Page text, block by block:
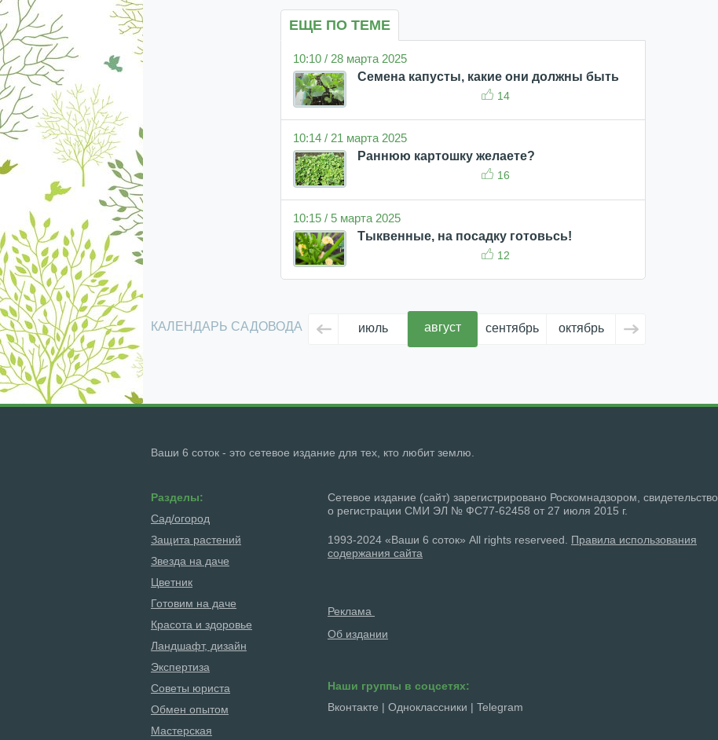
ЕЩЕ ПО ТЕМЕ
10:10 / 28 марта 2025
Семена капусты, какие они должны быть
14
10:14 / 21 марта 2025
Раннюю картошку желаете?
16
10:15 / 5 марта 2025
Тыквенные, на посадку готовьсь!
12
КАЛЕНДАРЬ САДОВОДА июль август сентябрь октябрь ноябрь
Ваши 6 соток - это сетевое издание для тех, кто любит землю.
Разделы:
Сад/огород
Защита растений
Звезда на даче
Цветник
Готовим на даче
Красота и здоровье
Ландшафт, дизайн
Экспертиза
Советы юриста
Обмен опытом
Мастерская
Сетевое издание (сайт) зарегистрировано Роскомнадзором, свидетельство
о регистрации СМИ ЭЛ № ФС77-62458 от 27 июля 2015 г.
1993-2024 «Ваши 6 соток» All rights reserveed. Правила использования
содержания сайта
Реклама
Об издании
Наши группы в соцсетях:
Вконтакте | Одноклассники | Telegram